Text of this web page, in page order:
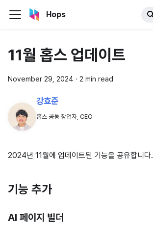
Hops
11월 홉스 업데이트
November 29, 2024 · 2 min read
강효준
홉스 공동 창업자, CEO
2024년 11월에 업데이트된 기능을 공유합니다.
기능 추가
AI 페이지 빌더